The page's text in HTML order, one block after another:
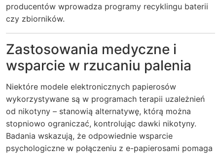
producentów wprowadza programy recyklingu baterii
czy zbiorników.
Zastosowania medyczne i
wsparcie w rzucaniu palenia
Niektóre modele elektronicznych papierosów
wykorzystywane są w programach terapii uzależnień
od nikotyny – stanowią alternatywę, którą można
stopniowo ograniczać, kontrolując dawki nikotyny.
Badania wskazują, że odpowiednie wsparcie
psychologiczne w połączeniu z e-papierosami pomaga